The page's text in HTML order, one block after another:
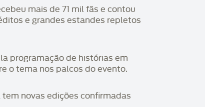
mais de 71 mil fãs e contou
e grandes estandes repletos
programação de histórias em
o tema nos palcos do evento.
novas edições confirmadas